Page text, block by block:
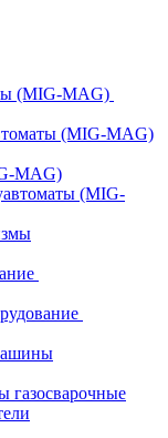
(MIG-MAG)
(MIG-MAG)
MAG)
(MIG-
газосварочные